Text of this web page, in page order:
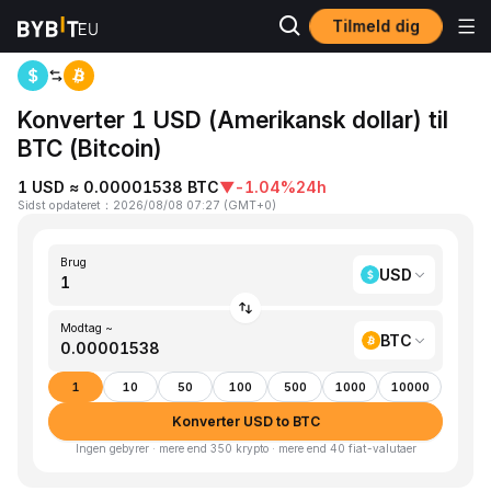
Tilmeld dig
Hjem USD to BTC
Konverter 1 USD (Amerikansk dollar) til
BTC (Bitcoin)
1 USD ≈ 0.00001538 BTC▼-1.04%24h
Sidst opdateret ： 2026/08/08 07:27 (GMT+0)
Brug
USD
Modtag ~
BTC
1 10 50 100 500 1000 10000
Konverter USD to BTC
Ingen gebyrer · mere end 350 krypto · mere end 40 fiat-valutaer